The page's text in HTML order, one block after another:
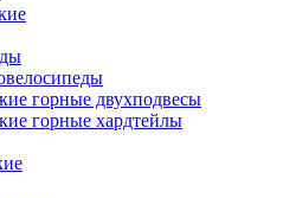
горные двухподвесы
горные хардтейлы